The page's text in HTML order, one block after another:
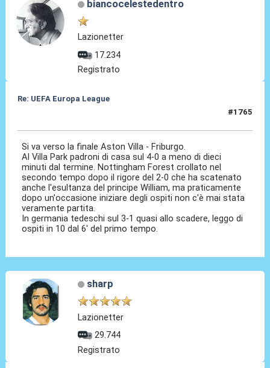
biancocelestedentro
Lazionetter
17.234
Registrato
Re: UEFA Europa League
#1765
Si va verso la finale Aston Villa - Friburgo.
Al Villa Park padroni di casa sul 4-0 a meno di dieci
minuti dal termine. Nottingham Forest crollato nel
secondo tempo dopo il rigore del 2-0 che ha scatenato
anche l'esultanza del principe William, ma praticamente
dopo un'occasione iniziare degli ospiti non c'è mai stata
veramente partita.
In germania tedeschi sul 3-1 quasi allo scadere, leggo di
ospiti in 10 dal 6' del primo tempo.
sharp
Lazionetter
29.744
Registrato